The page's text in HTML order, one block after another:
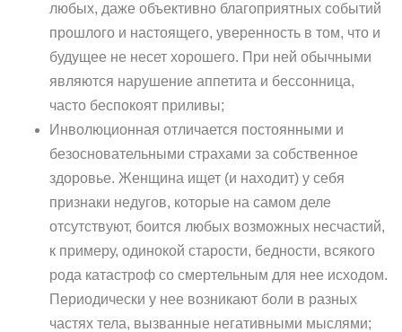
любых, даже объективно благоприятных событий
прошлого и настоящего, уверенность в том, что и
будущее не несет хорошего. При ней обычными
являются нарушение аппетита и бессонница,
часто беспокоят приливы;
Инволюционная отличается постоянными и
безосновательными страхами за собственное
здоровье. Женщина ищет (и находит) у себя
признаки недугов, которые на самом деле
отсутствуют, боится любых возможных несчастий,
к примеру, одинокой старости, бедности, всякого
рода катастроф со смертельным для нее исходом.
Периодически у нее возникают боли в разных
частях тела, вызванные негативными мыслями;